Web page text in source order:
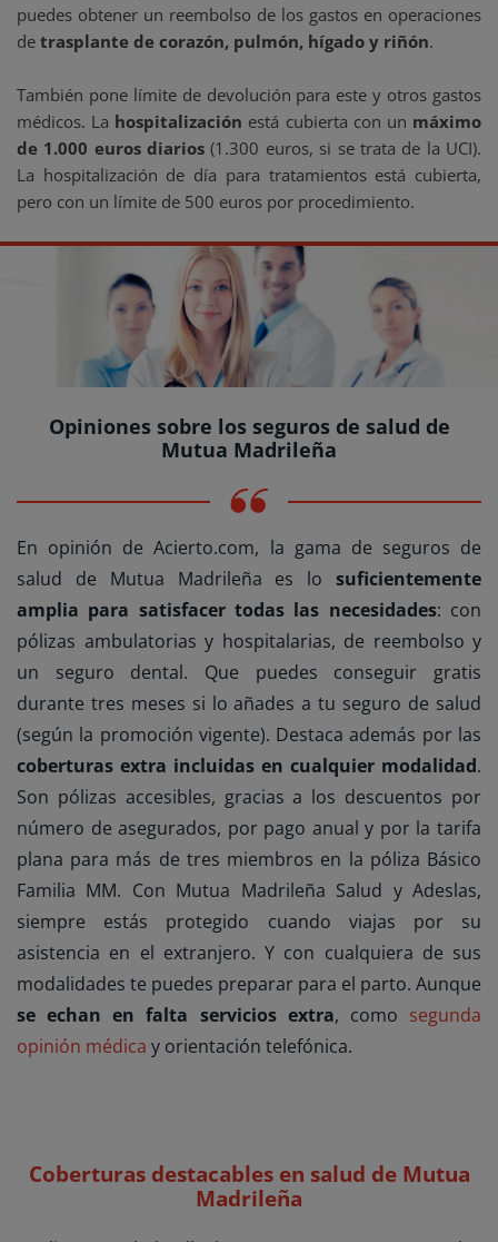
puedes obtener un reembolso de los gastos en operaciones
de trasplante de corazón, pulmón, hígado y riñón.
También pone límite de devolución para este y otros gastos
médicos. La hospitalización está cubierta con un máximo
de 1.000 euros diarios (1.300 euros, si se trata de la UCI).
La hospitalización de día para tratamientos está cubierta,
pero con un límite de 500 euros por procedimiento.
Opiniones sobre los seguros de salud de
Mutua Madrileña
En opinión de Acierto.com, la gama de seguros de
salud de Mutua Madrileña es lo suficientemente
amplia para satisfacer todas las necesidades: con
pólizas ambulatorias y hospitalarias, de reembolso y
un seguro dental. Que puedes conseguir gratis
durante tres meses si lo añades a tu seguro de salud
(según la promoción vigente). Destaca además por las
coberturas extra incluidas en cualquier modalidad.
Son pólizas accesibles, gracias a los descuentos por
número de asegurados, por pago anual y por la tarifa
plana para más de tres miembros en la póliza Básico
Familia MM. Con Mutua Madrileña Salud y Adeslas,
siempre estás protegido cuando viajas por su
asistencia en el extranjero. Y con cualquiera de sus
modalidades te puedes preparar para el parto. Aunque
se echan en falta servicios extra, como segunda
opinión médica y orientación telefónica.
Coberturas destacables en salud de Mutua
Madrileña